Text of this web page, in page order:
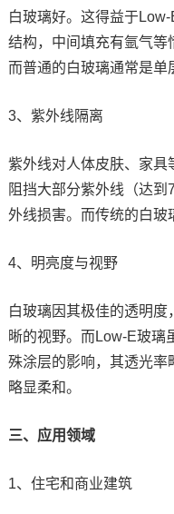
白玻璃好。这得益于
结构，中间填充有氩气等
而普通的白玻璃通常是单
3、紫外线隔离
紫外线对人体皮肤、家
阻挡大部分紫外线（达
外线损害。而传统的白玻
4、明亮度与视野
白玻璃因其极佳的透明
晰的视野。而Low-E玻璃
殊涂层的影响，其透光率
略显柔和。
三、应用领域
1、住宅和商业建筑